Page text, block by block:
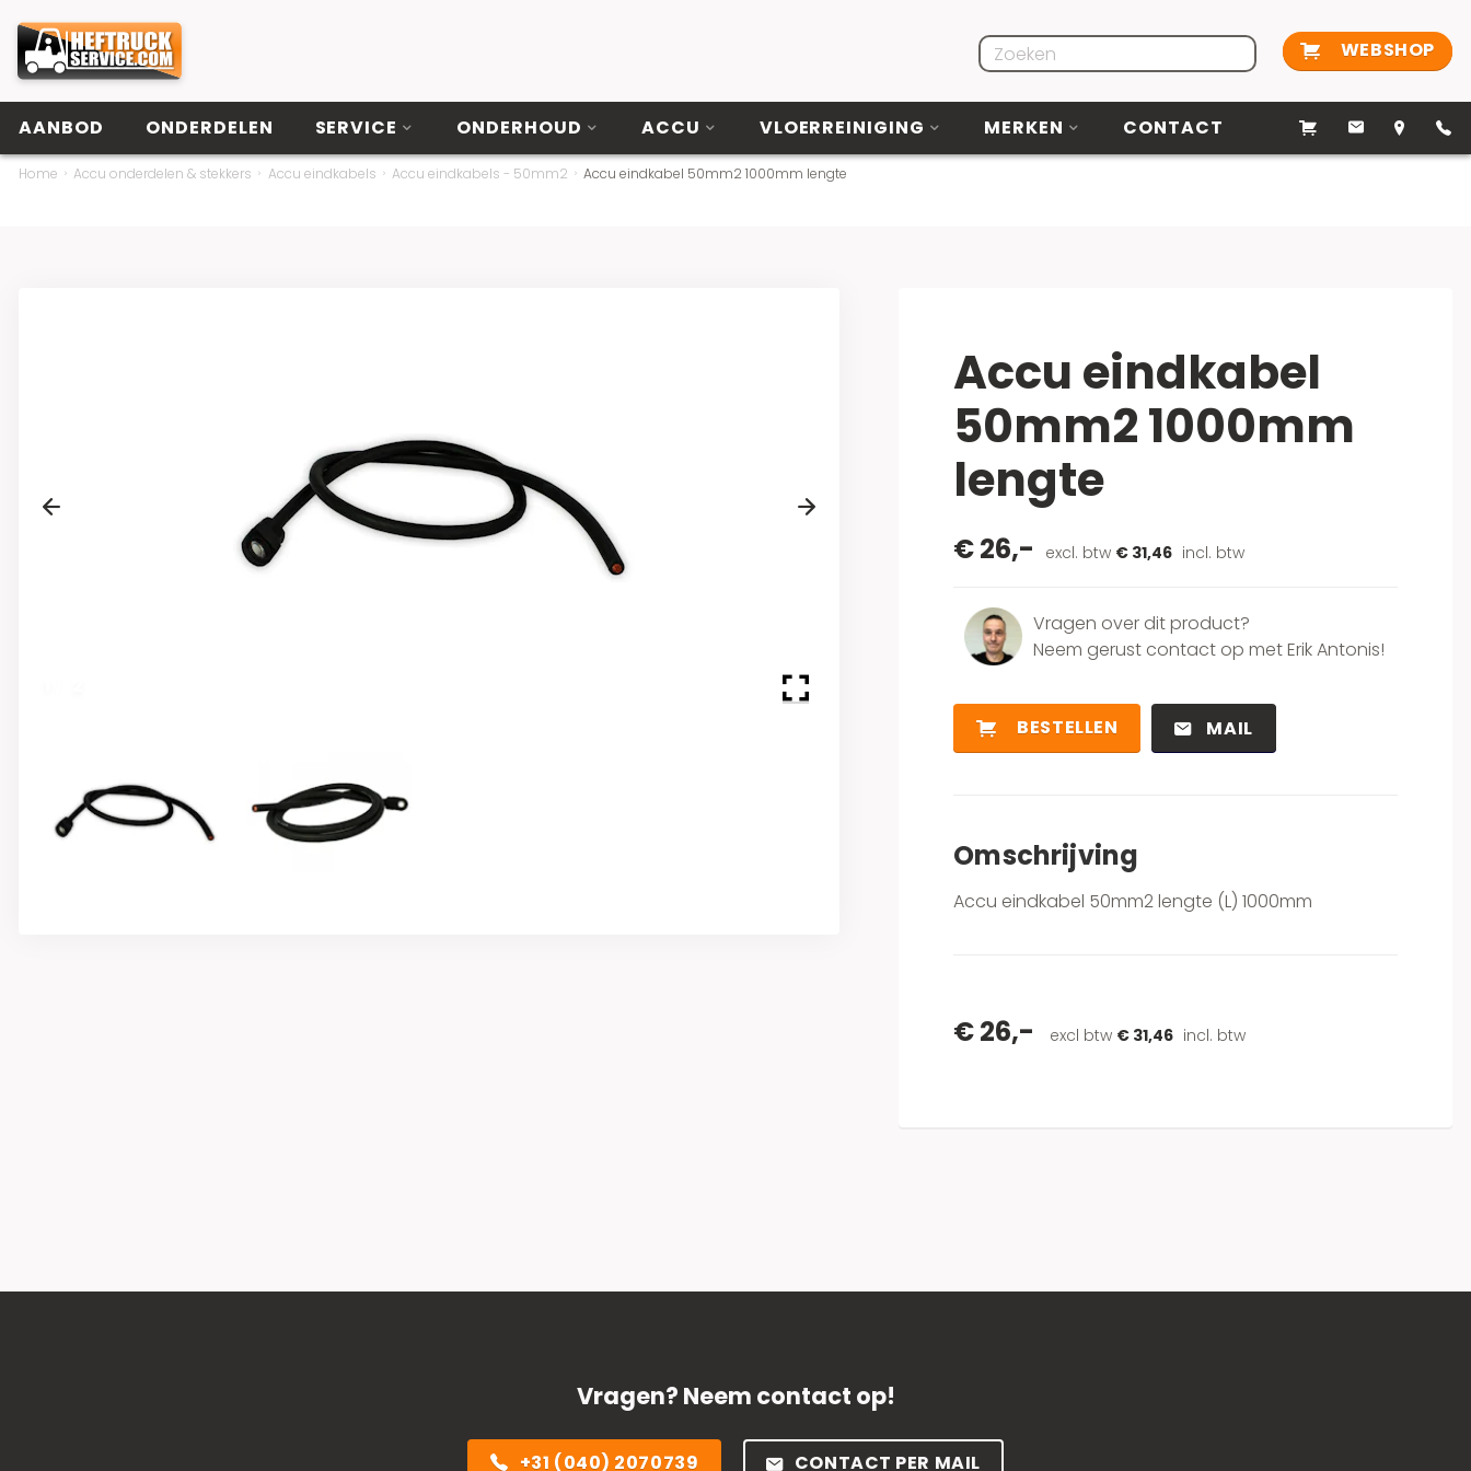
WEBSHOP
AANBOD ONDERDELEN SERVICE ONDERHOUD ACCU VLOERREINIGING MERKEN CONTACT
Home Accu onderdelen & stekkers Accu eindkabels Accu eindkabels - 50mm2 Accu eindkabel 50mm2 1000mm lengte
Previous Next
Accu eindkabel
50mm2 1000mm
lengte
€ 26,- excl. btw € 31,46 incl. btw
Vragen over dit product?
Neem gerust contact op met Erik Antonis!
BESTELLEN MAIL
Omschrijving
Accu eindkabel 50mm2 lengte (L) 1000mm
€ 26,- excl btw € 31,46 incl. btw
Vragen? Neem contact op!
+31 (040) 2070739 CONTACT PER MAIL